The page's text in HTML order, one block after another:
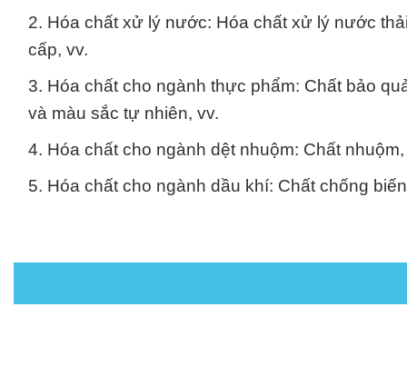
2. Hóa chất xử lý nước: Hóa chất xử lý nước
cấp, vv.
3. Hóa chất cho ngành thực phẩm: Chất bảo
và màu sắc tự nhiên, vv.
4. Hóa chất cho ngành dệt nhuộm: Chất
5. Hóa chất cho ngành dầu khí: Chất chống